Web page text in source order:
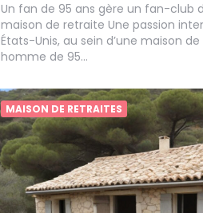
Un fan de 95 ans gère un fan-club
maison de retraite Une passion
États-Unis, au sein d’une maison
homme de 95…
MAISON DE RETRAITES